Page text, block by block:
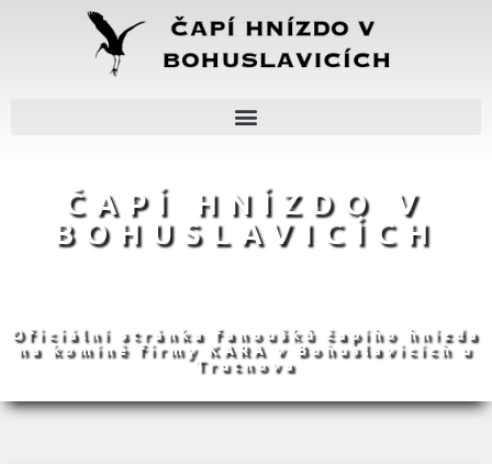
ČAPÍ HNÍZDO V
BOHUSLAVICÍCH
Oficiální stránka fanoušků čapího hnízda
na komíně firmy KARA v Bohuslavicích u
Trutnova